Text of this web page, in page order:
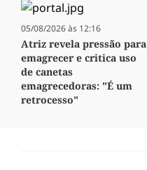
05/08/2026 às 12:16
Atriz revela pressão para
emagrecer e critica uso
de canetas
emagrecedoras: "É um
retrocesso"